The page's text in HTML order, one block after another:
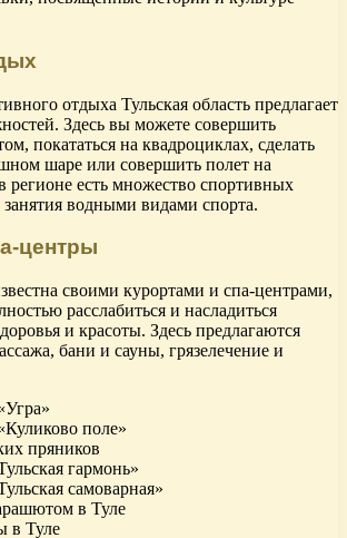
отдыха Тульская область предлагает
Здесь вы можете совершить
покататься на квадроциклах, сделать
шаре или совершить полет на
регионе есть множество спортивных
занятия водными видами спорта.
центры
своими курортами и спа-центрами,
расслабиться и насладиться
и красоты. Здесь предлагаются
бани и сауны, грязелечение и
поле»
пряников
гармонь»
самоварная»
в Туле
в Туле